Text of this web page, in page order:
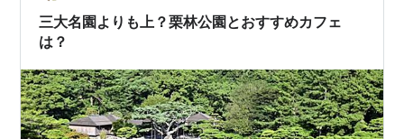
ぼみからはちすまで色々です。 咲き足は、蕾からはちす
まで色々 観蓮は、沼辺を反時…
三大名園よりも上？栗林公園とおすすめカフェ
は？